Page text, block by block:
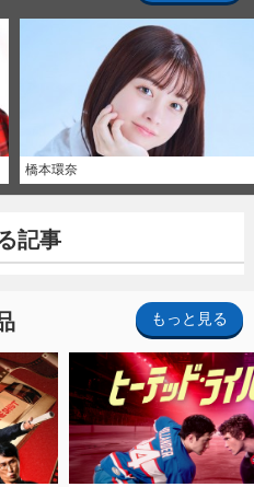
橋本環奈
記事
もっと見る